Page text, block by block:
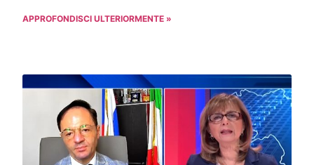
APPROFONDISCI ULTERIORMENTE »